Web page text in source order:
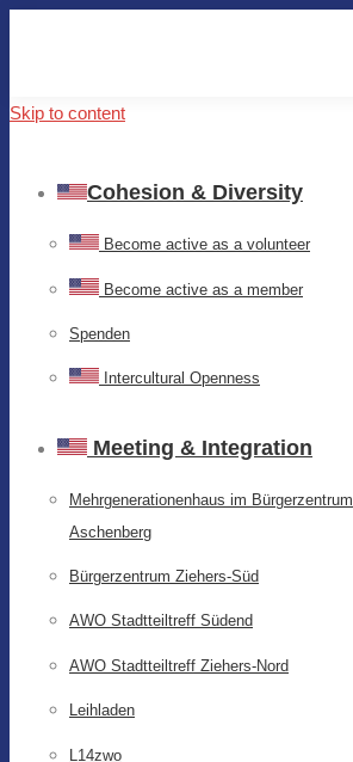
Skip to content
Cohesion & Diversity
Become active as a volunteer
Become active as a member
Spenden
Intercultural Openness
Meeting & Integration
Mehrgenerationenhaus im Bürgerzentrum
Aschenberg
Bürgerzentrum Ziehers-Süd
AWO Stadtteiltreff Südend
AWO Stadtteiltreff Ziehers-Nord
Leihladen
L14zwo